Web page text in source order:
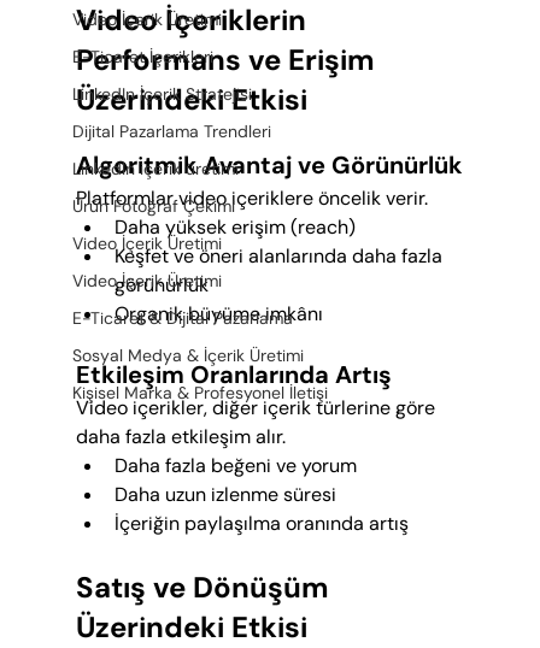
Video İçerik Üretimi
E-Ticaret İçerikleri
LinkedIn İçerik Stratejisi
Dijital Pazarlama Trendleri
LinkedIn içerik üretimi
Ürün Fotoğraf Çekimi
Video İçerik Üretimi
Video İçerik Üretimi
E-Ticaret & Dijital Pazarlama
Sosyal Medya & İçerik Üretimi
Kişisel Marka & Profesyonel İletişi
Video İçeriklerin
Performans ve Erişim
Üzerindeki Etkisi
Algoritmik Avantaj ve Görünürlük
Platformlar video içeriklere öncelik verir.
Daha yüksek erişim (reach)
Keşfet ve öneri alanlarında daha fazla
görünürlük
Organik büyüme imkânı
Etkileşim Oranlarında Artış
Video içerikler, diğer içerik türlerine göre
daha fazla etkileşim alır.
Daha fazla beğeni ve yorum
Daha uzun izlenme süresi
İçeriğin paylaşılma oranında artış
Satış ve Dönüşüm
Üzerindeki Etkisi